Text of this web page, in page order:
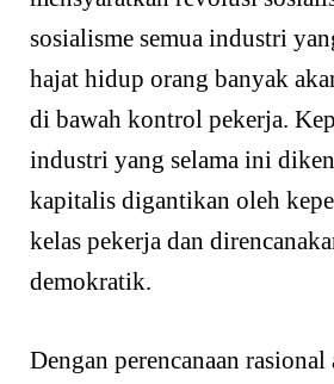
sosialisme semua industri
hajat hidup orang banyak
di bawah kontrol pekerja.
industri yang selama ini
kapitalis digantikan oleh
kelas pekerja dan
demokratik.
Dengan perencanaan rasional